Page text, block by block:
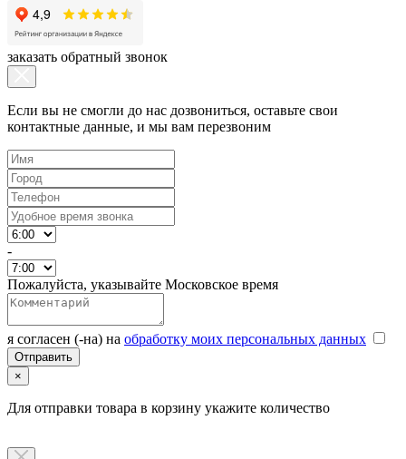
заказать обратный звонок
Если вы не смогли до нас дозвониться, оставьте свои
контактные данные, и мы вам перезвоним
-
Пожалуйста, указывайте Московское время
я согласен (-на) на обработку моих персональных данных
×
Для отправки товара в корзину укажите количество